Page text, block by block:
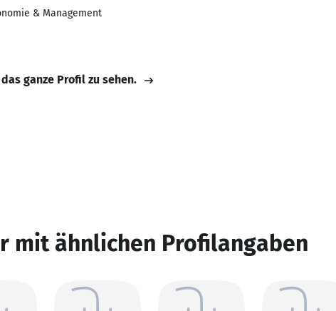
& Management
ganze Profil zu sehen.
mit ähnlichen Profilangaben